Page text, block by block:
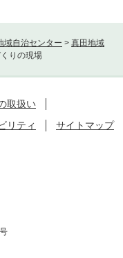
域自治センター > 真田地域
りの現場
取扱い
リティ サイトマップ